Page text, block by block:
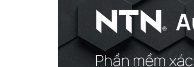
VÒNG BI TANG TRỐNG CHẶN
TRỤC NTN
VÒNG BI ĐŨA TRỤ NTN